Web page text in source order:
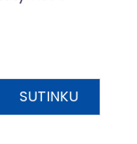
SUTINKU